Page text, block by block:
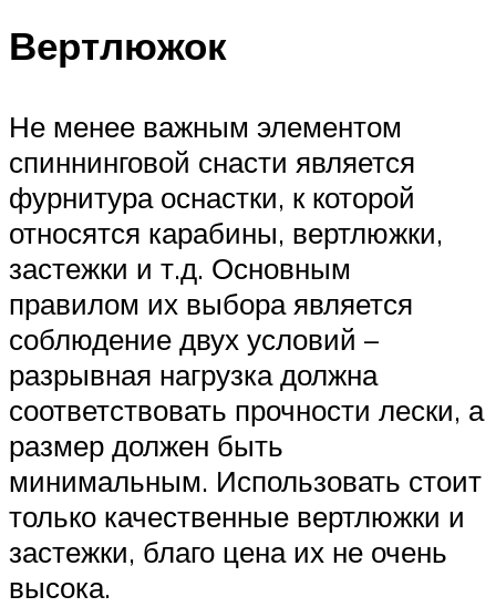
Вертлюжок
Не менее важным элементом
спиннинговой снасти является
фурнитура оснастки, к которой
относятся карабины, вертлюжки,
застежки и т.д. Основным
правилом их выбора является
соблюдение двух условий –
разрывная нагрузка должна
соответствовать прочности лески, а
размер должен быть
минимальным. Использовать стоит
только качественные вертлюжки и
застежки, благо цена их не очень
высока.